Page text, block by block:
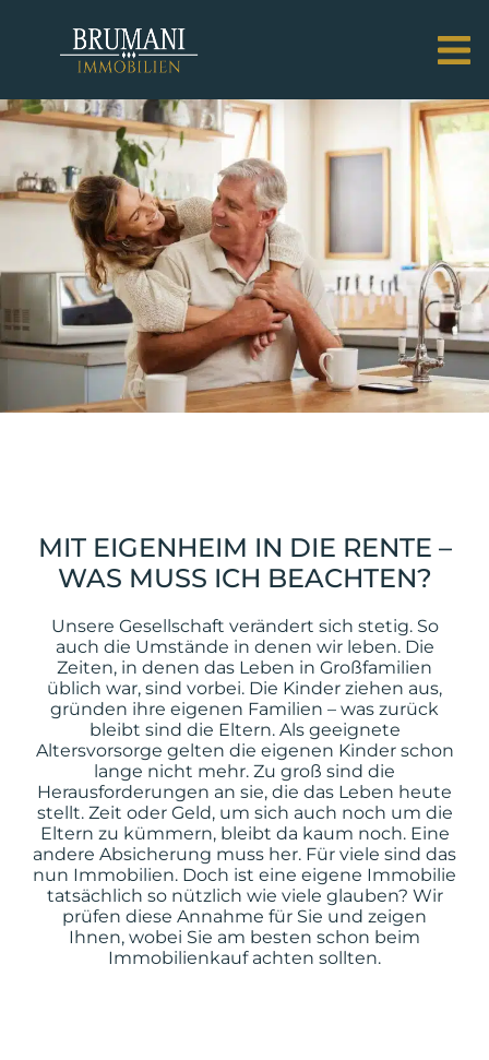
MIT EIGENHEIM IN DIE RENTE –
WAS MUSS ICH BEACHTEN?
Unsere Gesellschaft verändert sich stetig. So
auch die Umstände in denen wir leben. Die
Zeiten, in denen das Leben in Großfamilien
üblich war, sind vorbei. Die Kinder ziehen aus,
gründen ihre eigenen Familien – was zurück
bleibt sind die Eltern. Als geeignete
Altersvorsorge gelten die eigenen Kinder schon
lange nicht mehr. Zu groß sind die
Herausforderungen an sie, die das Leben heute
stellt. Zeit oder Geld, um sich auch noch um die
Eltern zu kümmern, bleibt da kaum noch. Eine
andere Absicherung muss her. Für viele sind das
nun Immobilien. Doch ist eine eigene Immobilie
tatsächlich so nützlich wie viele glauben? Wir
prüfen diese Annahme für Sie und zeigen
Ihnen, wobei Sie am besten schon beim
Immobilienkauf achten sollten.